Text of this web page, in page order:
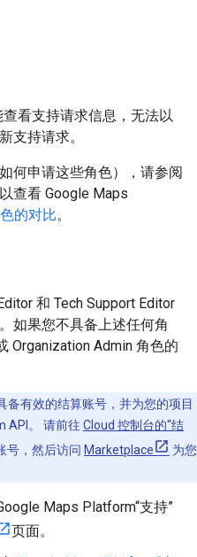
看支持请求信息，无法以
支持请求。
何申请这些角色），请参阅
查看 Google Maps
的对比。
和 Tech Support Editor
如果您不具备上述任何角
Organization Admin 角色的
备有效的结算账号，并为您的项目
API。 请前往 Cloud 控制台的“结
号，然后访问 Marketplace
为您
Maps Platform“支持”
页面。